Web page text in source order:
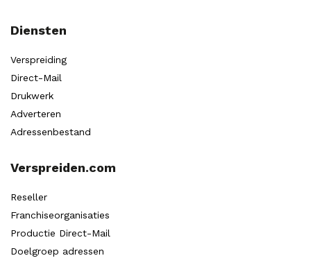
Diensten
Verspreiding
Direct-Mail
Drukwerk
Adverteren
Adressenbestand
Verspreiden.com
Reseller
Franchiseorganisaties
Productie Direct-Mail
Doelgroep adressen